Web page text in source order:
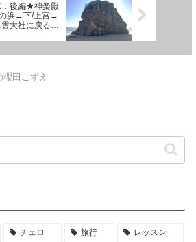
：後編★神楽殿
浜→下/上宮→
大社に戻る→
櫻田こずえ
チェロ 旅行 レッスン